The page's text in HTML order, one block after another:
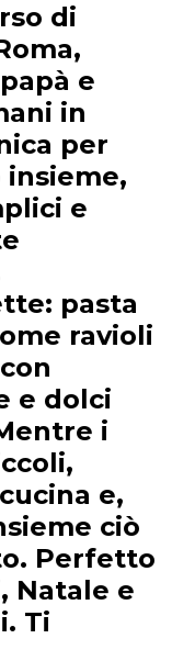
di
e
in
per
e
pasta
ravioli
e dolci
i
e,
ciò
Perfetto
Natale e
Ti